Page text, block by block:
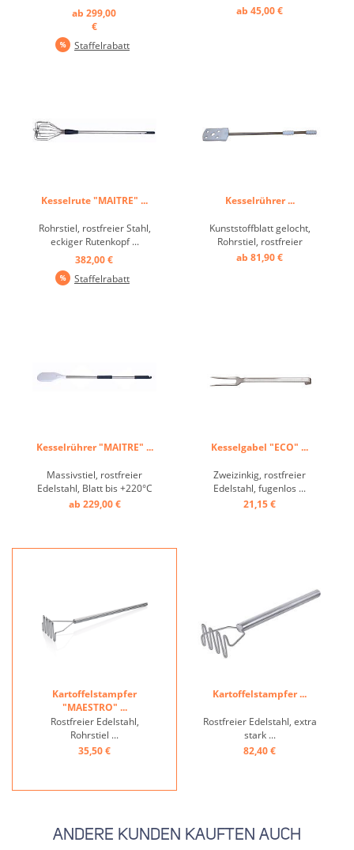
Ausführung ...
ab 299,00
€
Staffelrabatt
Drähte ...
ab 45,00 €
Kesselrute "MAITRE" ...
Rohrstiel, rostfreier Stahl,
eckiger Rutenkopf ...
382,00 €
Staffelrabatt
Kesselrührer ...
Kunststoffblatt gelocht,
Rohrstiel, rostfreier
Edelstahl ...
ab 81,90 €
Kesselrührer "MAITRE" ...
Massivstiel, rostfreier
Edelstahl, Blatt bis +220°C
hitzebeständig ...
ab 229,00 €
Kesselgabel "ECO" ...
Zweizinkig, rostfreier
Edelstahl, fugenlos ...
21,15 €
Kartoffelstampfer
"MAESTRO" ...
Rostfreier Edelstahl,
Rohrstiel ...
35,50 €
Kartoffelstampfer ...
Rostfreier Edelstahl, extra
stark ...
82,40 €
ANDERE KUNDEN KAUFTEN AUCH